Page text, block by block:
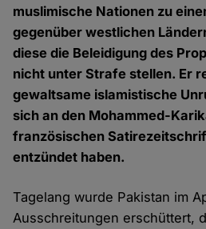
muslimische Nationen zu
gegenüber westlichen
diese die Beleidigung des
nicht unter Strafe stellen. Er
gewaltsame islamistische
sich an den Mohammed-
französischen
entzündet haben.
Tagelang wurde Pakistan im
Ausschreitungen erschüttert,